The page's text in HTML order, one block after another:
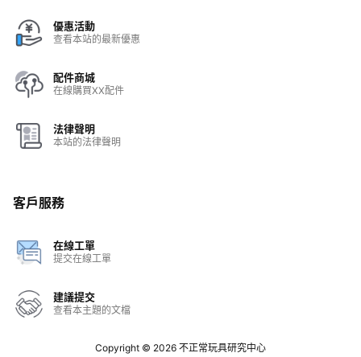
優惠活動
查看本站的最新優惠
配件商城
在線購買XX配件
法律聲明
本站的法律聲明
客戶服務
在線工單
提交在線工單
建議提交
查看本主題的文檔
Copyright © 2026 不正常玩具研究中心